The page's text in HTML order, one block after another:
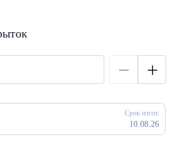
Срок изгот.
10.08.26